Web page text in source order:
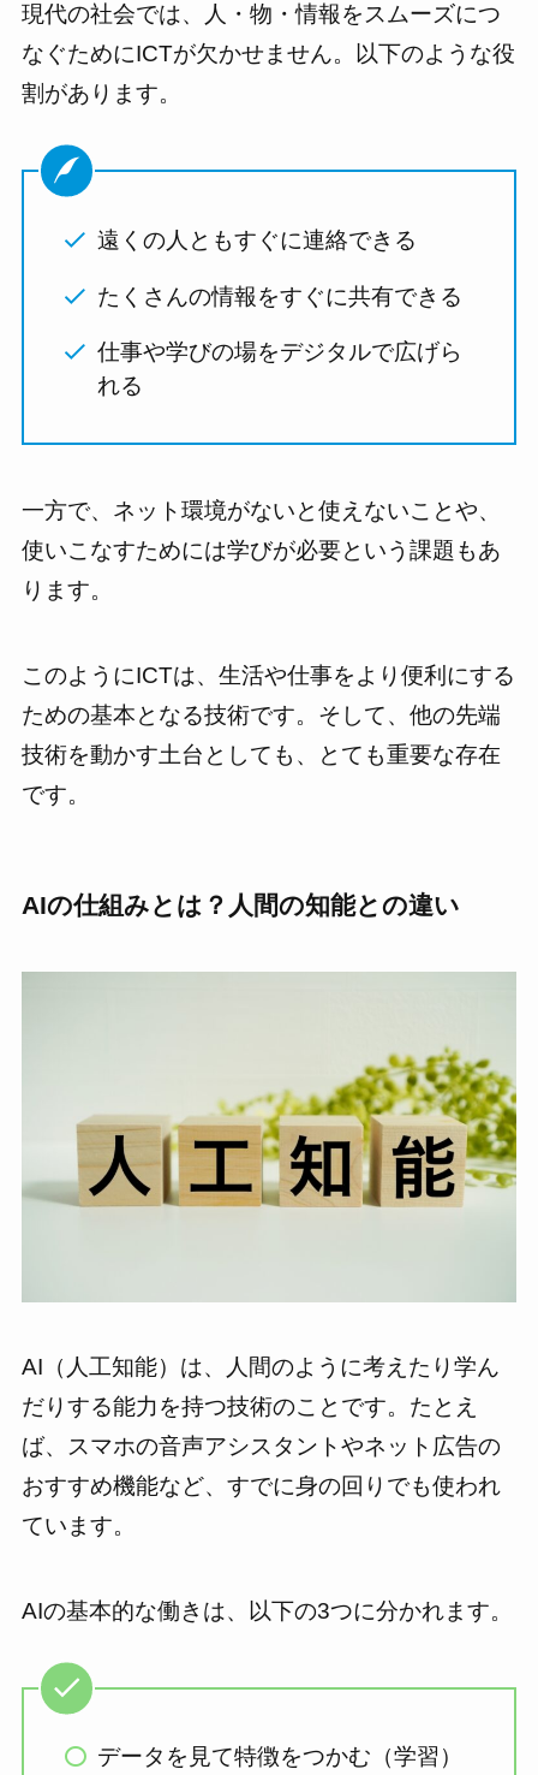
現代の社会では、人・物・情報をスムーズにつ
なぐためにICTが欠かせません。以下のような役
割があります。
遠くの人ともすぐに連絡できる
たくさんの情報をすぐに共有できる
仕事や学びの場をデジタルで広げら
れる
一方で、ネット環境がないと使えないことや、
使いこなすためには学びが必要という課題もあ
ります。
このようにICTは、生活や仕事をより便利にする
ための基本となる技術です。そして、他の先端
技術を動かす土台としても、とても重要な存在
です。
AIの仕組みとは？人間の知能との違い
AI（人工知能）は、人間のように考えたり学ん
だりする能力を持つ技術のことです。たとえ
ば、スマホの音声アシスタントやネット広告の
おすすめ機能など、すでに身の回りでも使われ
ています。
AIの基本的な働きは、以下の3つに分かれます。
データを見て特徴をつかむ（学習）